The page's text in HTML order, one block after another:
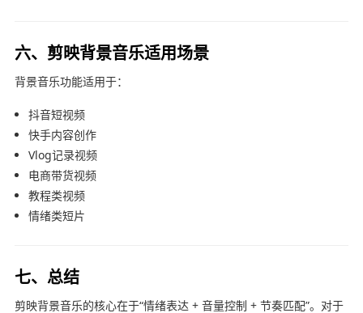
六、剪映背景音乐适用场景
背景音乐功能适用于：
抖音短视频
快手内容创作
Vlog记录视频
电商带货视频
教程类视频
情绪类短片
七、总结
剪映背景音乐的核心在于“情绪表达 + 音量控制 + 节奏匹配”。对于